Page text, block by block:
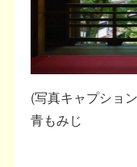
(写真キャプショ
青もみじ